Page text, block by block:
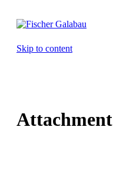
Skip to content
Attachment